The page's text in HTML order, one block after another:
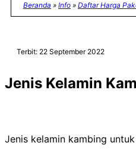
Beranda » Info » Daftar Harga
Terbit: 22 September 2022
Jenis Kelamin
Jenis kelamin kambing